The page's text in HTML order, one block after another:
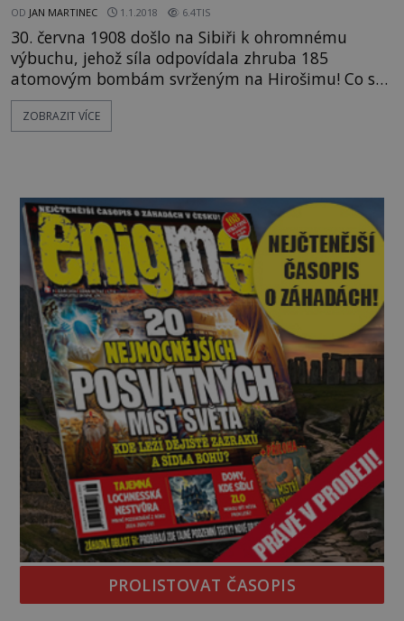
OD JAN MARTINEC 1.1.2018 6.4TIS
30. června 1908 došlo na Sibiři k ohromnému
výbuchu, jehož síla odpovídala zhruba 185
atomovým bombám svrženým na Hirošimu! Co se
tehdy stalo se ani dnes s jistotou neví, teorie o
dopadu meteoritu má totiž mezery... Krátce po
oblasti, jenže až na pol
ZOBRAZIT VÍCE
PROLISTOVAT ČASOPIS